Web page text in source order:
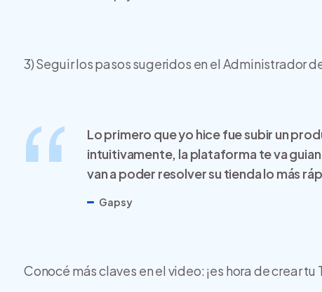
3) Seguir los pasos sugeridos en el Administrador
Lo primero que yo hice fue subir un
intuitivamente, la plataforma te va
van a poder resolver su tienda lo más
Gapsy
Conocé más claves en el video: ¡es hora de crear tu